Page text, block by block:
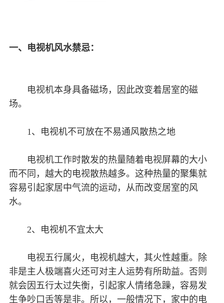
一、电视机风水禁忌：
电视机本身具备磁场，因此改变着居室的磁
场。
1、电视机不可放在不易通风散热之地
电视机工作时散发的热量随着电视屏幕的大小
而不同，越大的电视散热越多。这种热量的聚集就
容易引起家居中气流的运动，从而改变居室的风
水。
2、电视机不宜太大
电视五行属火，电视机越大，其火性越重。除
非是主人极端喜火还可对主人运势有所助益。否则
就会因五行太过失衡，引起家人情绪急躁，容易发
生争吵口舌等是非。所以，一般情况下，家中的电